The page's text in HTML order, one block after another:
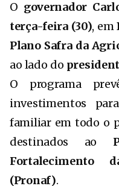
O governador
terça-feira (30), em
Plano Safra da
ao lado do
O programa
investimentos
familiar em todo o
destinados ao
Fortalecimento
(Pronaf).